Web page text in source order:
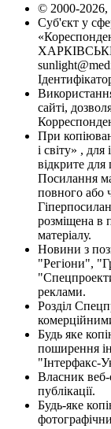
© 2000-2026,
Суб'єкт у
сайті,
При
і світу» ,
відкрите
Посилання
повного або
розміщена в
матеріалу.
Новини з
"Регіони",
реклами.
Розділ
Будь яке
поширення
"Інтерфакс-
Власник веб-
публікації.
Будь-яке